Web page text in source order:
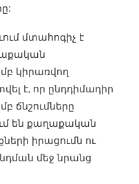
մտահոգիչ է
կիրառվող
է, որ ընդդիմադիր
ճնշումները
են քաղաքական
իրացումն ու
մեջ նրանց